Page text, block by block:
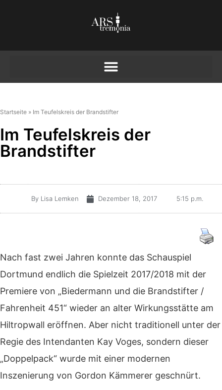
Startseite » Im Teufelskreis der Brandstifter
Im Teufelskreis der
Brandstifter
ByLisa Lemken Dezember 18, 2017 5:15 p.m.
Nach fast zwei Jahren konnte das Schauspiel
Dortmund endlich die Spielzeit 2017/2018 mit der
Premiere von „Biedermann und die Brandstifter /
Fahrenheit 451“ wieder an alter Wirkungsstätte am
Hiltropwall eröffnen. Aber nicht traditionell unter der
Regie des Intendanten Kay Voges, sondern dieser
„Doppelpack“ wurde mit einer modernen
Inszenierung von Gordon Kämmerer geschnürt.